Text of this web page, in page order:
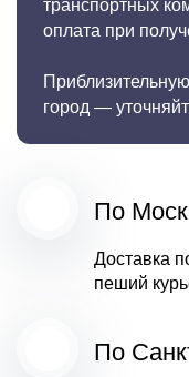
транспортных
оплата при
город —
По
Доставка
пеший
По